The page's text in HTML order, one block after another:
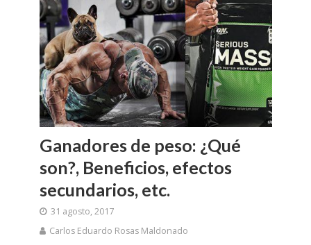
Ganadores de peso: ¿Qué
son?, Beneficios, efectos
secundarios, etc.
31 agosto, 2017
Carlos Eduardo Rosas Maldonado